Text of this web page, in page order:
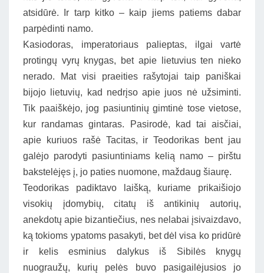
atsidūrė. Ir tarp kitko – kaip jiems patiems dabar
parpėdinti namo.
Kasiodoras, imperatoriaus palieptas, ilgai vartė
protingų vyrų knygas, bet apie lietuvius ten nieko
nerado. Mat visi praeities rašytojai taip paniškai
bijojo lietuvių, kad nedrįso apie juos nė užsiminti.
Tik paaiškėjo, jog pasiuntinių gimtinė tose vietose,
kur randamas gintaras. Pasirodė, kad tai aisčiai,
apie kuriuos rašė Tacitas, ir Teodorikas bent jau
galėjo parodyti pasiuntiniams kelią namo – pirštu
bakstelėjęs į, jo paties nuomone, maždaug šiaurę.
Teodorikas padiktavo laišką, kuriame prikaišiojo
visokių įdomybių, citatų iš antikinių autorių,
anekdotų apie bizantiečius, nes nelabai įsivaizdavo,
ką tokioms ypatoms pasakyti, bet dėl visa ko pridūrė
ir kelis esminius dalykus iš Sibilės knygų
nuograužų, kurių pelės buvo pasigailėjusios jo